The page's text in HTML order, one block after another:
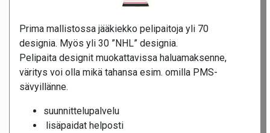
Prima mallistossa jääkiekko pelipaitoja yli 70
designia. Myös yli 30 ”NHL” designia.
Pelipaita designit muokattavissa haluamaksenne,
väritys voi olla mikä tahansa esim. omilla PMS-
sävyillänne.
suunnittelupalvelu
lisäpaidat helposti